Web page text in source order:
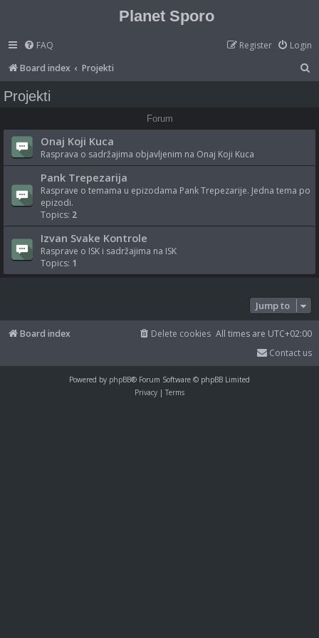
Planet Sporo
FAQ Login
Register
Board index
Projekti
Projekti
Forum
Onaj Koji Kuca
Rasprava o sadržajima objavljenim na Onaj Koji Kuca
Pank Trepezarija
Rasprave o temama u epizodama Pank Trepezarije. Jedna tema po
epizodi.
Topics: 2
Izvan Svake Kontrole
Rasprave o ISK i sadržajima na ISK
Topics: 1
Jump to
Board index All times are UTC+02:00
Delete cookies
Contact us
Powered by phpBB® Forum Software © phpBB Limited
Privacy | Terms